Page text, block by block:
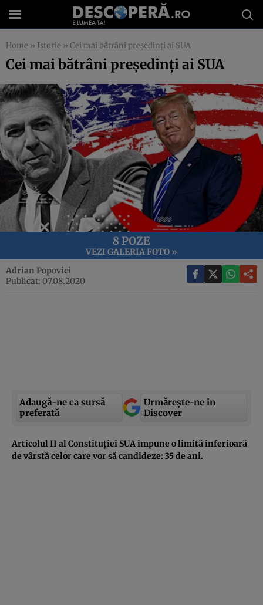
Home » Istorie » Cei mai bătrâni președinți ai SUA
Cei mai bătrâni președinți ai SUA
8 POZE
VEZI GALERIA FOTO »
Adrian Popovici
Publicat: 07.08.2020
Adaugă-ne ca sursă
preferată
Urmărește-ne in
Discover
Articolul II al Constituției SUA impune o limită inferioară
de vârstă celor care vor să candideze: 35 de ani.